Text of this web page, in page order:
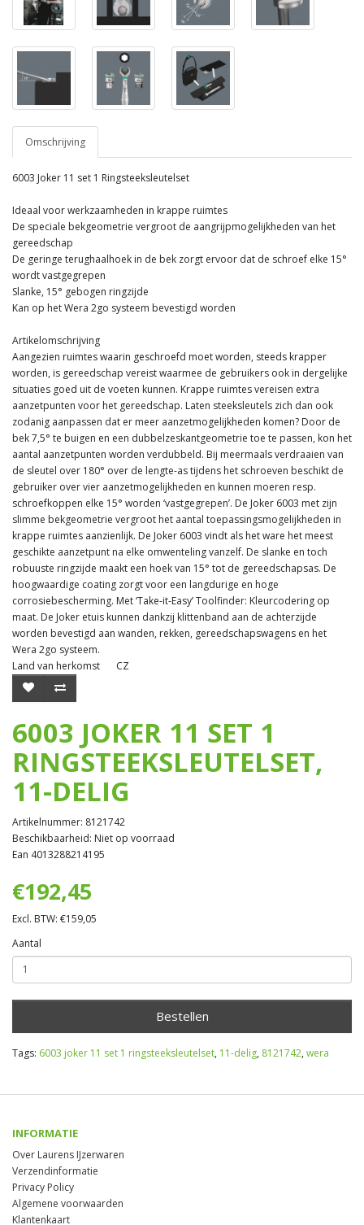
Omschrijving
6003 Joker 11 set 1 Ringsteeksleutelset
Ideaal voor werkzaamheden in krappe ruimtes
De speciale bekgeometrie vergroot de aangrijpmogelijkheden van het
gereedschap
De geringe terughaalhoek in de bek zorgt ervoor dat de schroef elke 15°
wordt vastgegrepen
Slanke, 15° gebogen ringzijde
Kan op het Wera 2go systeem bevestigd worden
Artikelomschrijving
Aangezien ruimtes waarin geschroefd moet worden, steeds krapper
worden, is gereedschap vereist waarmee de gebruikers ook in dergelijke
situaties goed uit de voeten kunnen. Krappe ruimtes vereisen extra
aanzetpunten voor het gereedschap. Laten steeksleutels zich dan ook
zodanig aanpassen dat er meer aanzetmogelijkheden komen? Door de
bek 7,5° te buigen en een dubbelzeskantgeometrie toe te passen, kon het
aantal aanzetpunten worden verdubbeld. Bij meermaals verdraaien van
de sleutel over 180° over de lengte-as tijdens het schroeven beschikt de
gebruiker over vier aanzetmogelijkheden en kunnen moeren resp.
schroefkoppen elke 15° worden ‘vastgegrepen’. De Joker 6003 met zijn
slimme bekgeometrie vergroot het aantal toepassingsmogelijkheden in
krappe ruimtes aanzienlijk. De Joker 6003 vindt als het ware het meest
geschikte aanzetpunt na elke omwenteling vanzelf. De slanke en toch
robuuste ringzijde maakt een hoek van 15° tot de gereedschapsas. De
hoogwaardige coating zorgt voor een langdurige en hoge
corrosiebescherming. Met ‘Take-it-Easy’ Toolfinder: Kleurcodering op
maat. De Joker etuis kunnen dankzij klittenband aan de achterzijde
worden bevestigd aan wanden, rekken, gereedschapswagens en het
Wera 2go systeem.
Land van herkomst
CZ
6003 JOKER 11 SET 1
RINGSTEEKSLEUTELSET,
11-DELIG
Artikelnummer: 8121742
Beschikbaarheid: Niet op voorraad
Ean 4013288214195
€192,45
Excl. BTW: €159,05
Aantal
Bestellen
Tags: 6003 joker 11 set 1 ringsteeksleutelset, 11-delig, 8121742, wera
INFORMATIE
Over Laurens IJzerwaren
Verzendinformatie
Privacy Policy
Algemene voorwaarden
Klantenkaart